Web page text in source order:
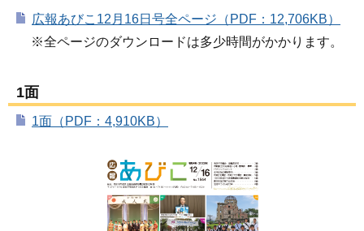
広報あびこ12月16日号全ページ（PDF：12,706KB）
※全ページのダウンロードは多少時間がかかります。
1面
1面（PDF：4,910KB）